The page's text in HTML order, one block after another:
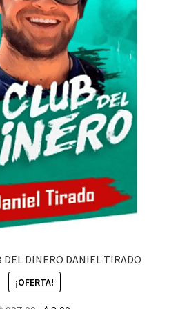
DEL DINERO DANIEL TIRADO
¡OFERTA!